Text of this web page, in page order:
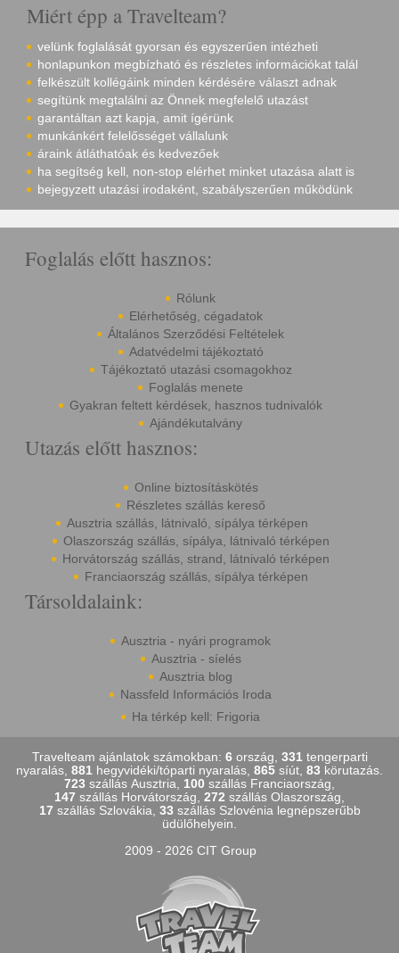
Miért épp a Travelteam?
velünk foglalását gyorsan és egyszerűen intézheti
honlapunkon megbízható és részletes információkat talál
felkészült kollégáink minden kérdésére választ adnak
segítünk megtalálni az Önnek megfelelő utazást
garantáltan azt kapja, amit ígérünk
munkánkért felelősséget vállalunk
áraink átláthatóak és kedvezőek
ha segítség kell, non-stop elérhet minket utazása alatt is
bejegyzett utazási irodaként, szabályszerűen működünk
Foglalás előtt hasznos:
Rólunk
Elérhetőség, cégadatok
Általános Szerződési Feltételek
Adatvédelmi tájékoztató
Tájékoztató utazási csomagokhoz
Foglalás menete
Gyakran feltett kérdések, hasznos tudnivalók
Ajándékutalvány
Utazás előtt hasznos:
Online biztosításkötés
Részletes szállás kereső
Ausztria szállás, látnivaló, sípálya térképen
Olaszország szállás, sípálya, látnivaló térképen
Horvátország szállás, strand, látnivaló térképen
Franciaország szállás, sípálya térképen
Társoldalaink:
Ausztria - nyári programok
Ausztria - síelés
Ausztria blog
Nassfeld Információs Iroda
Ha térkép kell: Frigoria
Travelteam ajánlatok számokban: 6ország, 331tengerparti
nyaralás, 881 hegyvidéki/tóparti nyaralás, 865 síút, 83 körutazás.
723 szállás Ausztria, 100 szállás Franciaország,
147 szállás Horvátország, 272 szállás Olaszország,
17 szállás Szlovákia, 33 szállás Szlovénia legnépszerűbb
üdülőhelyein.
2009 - 2026 CIT Group